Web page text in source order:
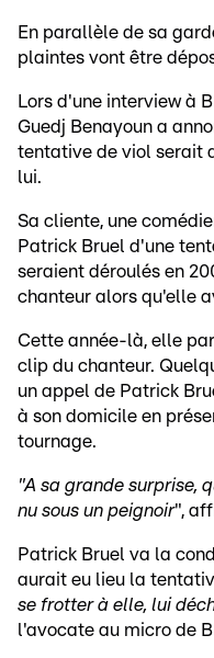
En parallèle de sa
plaintes vont être
Lors d'une interview à
Guedj Benayoun a
tentative de viol serait
lui.
Sa cliente, une
Patrick Bruel d'une
seraient déroulés en
chanteur alors qu'elle
Cette année-là, elle
clip du chanteur.
un appel de Patrick
à son domicile en
tournage.
"A sa grande surprise,
nu sous un peignoir",
Patrick Bruel va la
aurait eu lieu la
se frotter à elle, lui
l'avocate au micro de